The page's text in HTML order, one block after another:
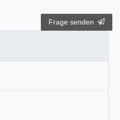
Frage senden